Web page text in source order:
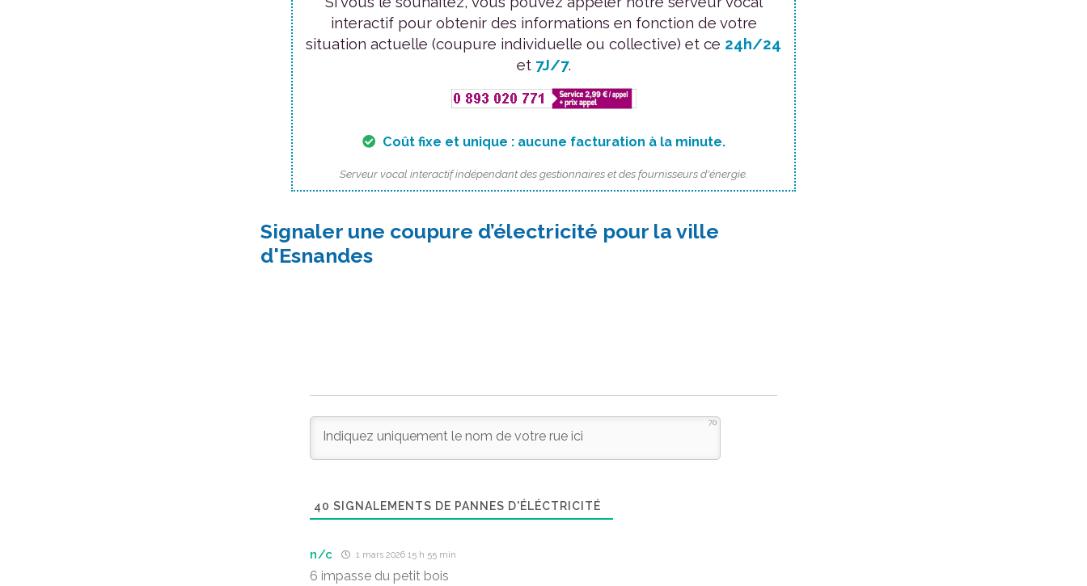
interactif pour obtenir des informations en fonction de votre
situation actuelle (coupure individuelle ou collective) et ce 24h/24
et 7J/7.
Coût fixe et unique : aucune facturation à la minute.
Serveur vocal interactif indépendant des gestionnaires et des fournisseurs d'énergie.
Signaler une coupure d’électricité pour la ville
d'Esnandes
70
40 SIGNALEMENTS DE PANNES D'ÉLÉCTRICITÉ
n/c 1 mars 2026 15 h 55 min
6 impasse du petit bois